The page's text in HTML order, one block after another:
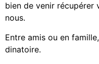
bien de venir récupérer
nous.
Entre amis ou en
dinatoire.